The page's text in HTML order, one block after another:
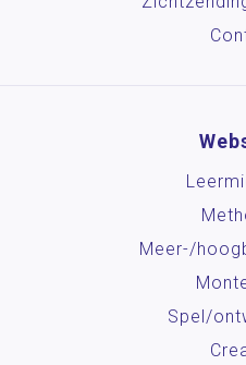
Meer-/
Spel/